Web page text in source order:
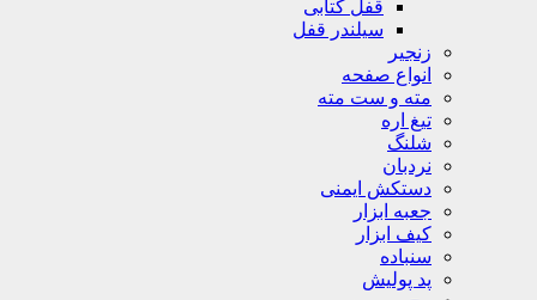
قفل کتابی
سیلندر قفل
زنجیر
انواع صفحه
مته و ست مته
تیغ اره
شلنگ
نردبان
دستکش ایمنی
جعبه ابزار
کیف ابزار
سنباده
پد پولیش